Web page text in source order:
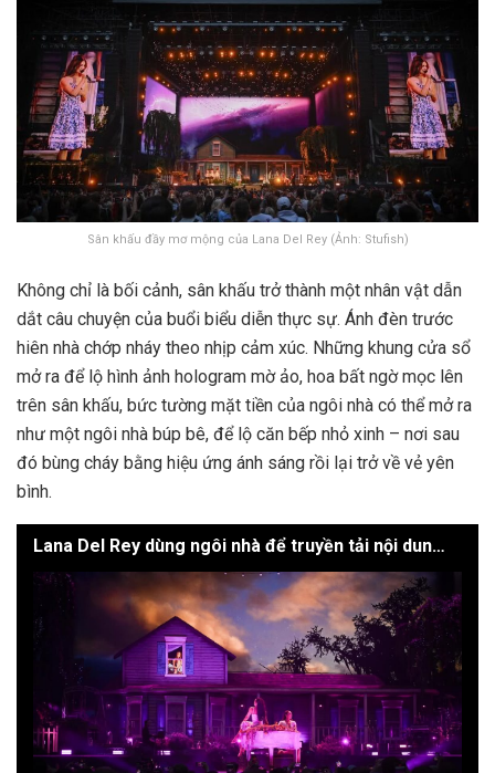
Sân khấu đầy mơ mộng của Lana Del Rey (Ảnh: Stufish)
Không chỉ là bối cảnh, sân khấu trở thành một nhân vật dẫn
dắt câu chuyện của buổi biểu diễn thực sự. Ánh đèn trước
hiên nhà chớp nháy theo nhịp cảm xúc. Những khung cửa sổ
mở ra để lộ hình ảnh hologram mờ ảo, hoa bất ngờ mọc lên
trên sân khấu, bức tường mặt tiền của ngôi nhà có thể mở ra
như một ngôi nhà búp bê, để lộ căn bếp nhỏ xinh – nơi sau
đó bùng cháy bằng hiệu ứng ánh sáng rồi lại trở về vẻ yên
bình.
Lana Del Rey dùng ngôi nhà để truyền tải nội dung chương trình